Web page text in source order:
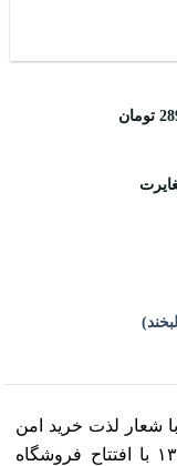
شعار لذت خرید امن
اینترنتی توسط یک تیم جوان در سال ۱۳۹۶ با افتتاح فروشگاه